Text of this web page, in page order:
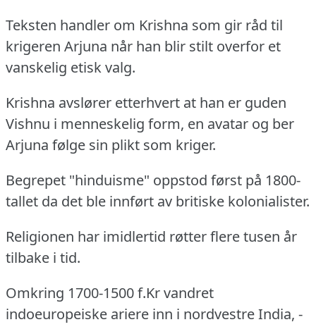
Teksten handler om Krishna som gir råd til
krigeren Arjuna når han blir stilt overfor et
vanskelig etisk valg.
Krishna avslører etterhvert at han er guden
Vishnu i menneskelig form, en avatar og ber
Arjuna følge sin plikt som kriger.
Begrepet "hinduisme" oppstod først på 1800-
tallet da det ble innført av britiske kolonialister.
Religionen har imidlertid røtter flere tusen år
tilbake i tid.
Omkring 1700-1500 f.Kr vandret
indoeuropeiske ariere inn i nordvestre India, -